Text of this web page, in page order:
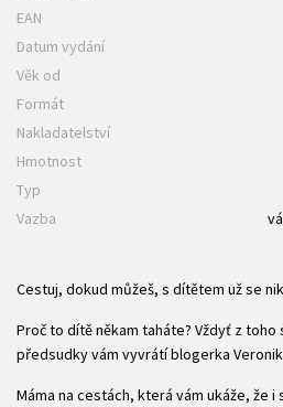
EAN
Datum vydání
Věk od
Formát
Nakladatelství
Hmotnost
Typ
Vazba
Cestuj, dokud můžeš, s dítětem už se
Proč to dítě někam taháte? Vždyť z
předsudky vám vyvrátí blogerka
Máma na cestách, která vám ukáže, že